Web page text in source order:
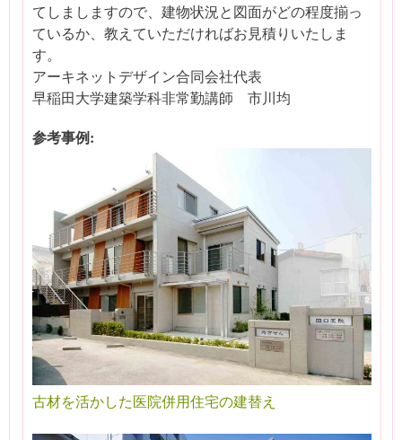
てしましますので、建物状況と図面がどの程度揃っ
ているか、教えていただければお見積りいたしま
す。
アーキネットデザイン合同会社代表
早稲田大学建築学科非常勤講師 市川均
参考事例:
古材を活かした医院併用住宅の建替え